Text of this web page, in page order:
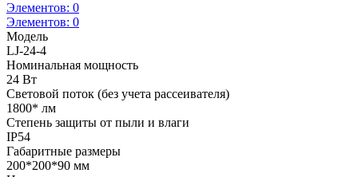
Элементов: 0
Элементов: 0
Модель
LJ-24-4
Номинальная мощность
24 Вт
Световой поток (без учета рассеивателя)
1800* лм
Степень защиты от пыли и влаги
IP54
Габаритные размеры
200*200*90 мм